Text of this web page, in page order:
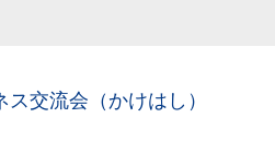
交流会（かけはし）